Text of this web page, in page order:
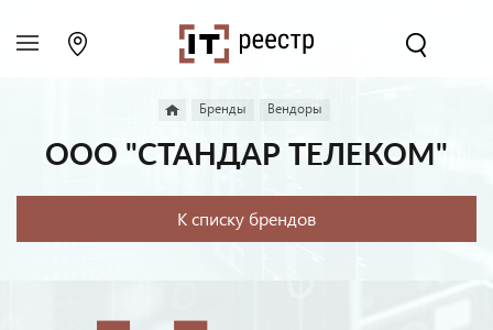
Бренды Вендоры
ООО "СТАНДАР ТЕЛЕКОМ"
К списку брендов